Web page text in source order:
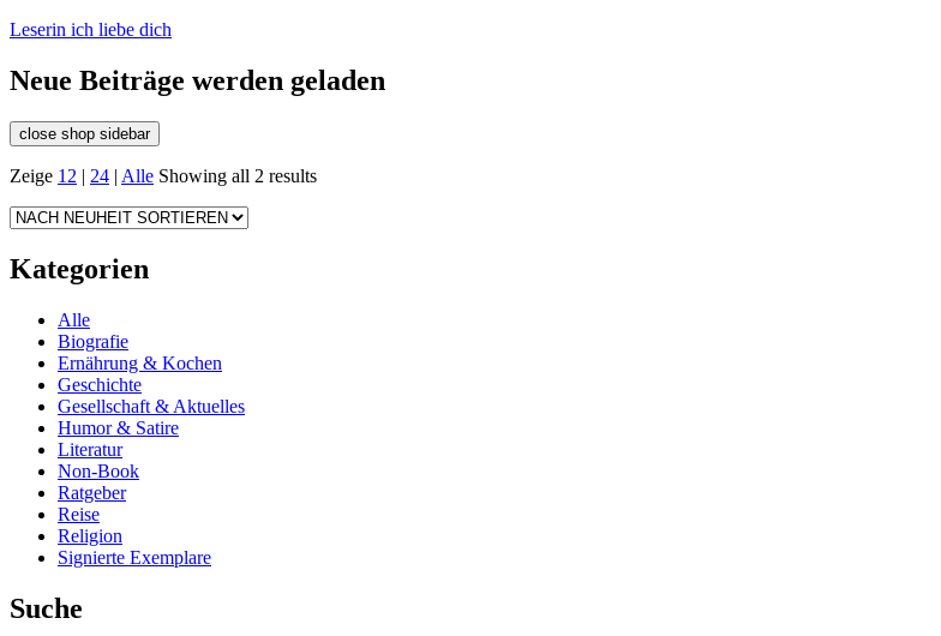
Leserin ich liebe dich
Neue Beiträge werden geladen
close shop sidebar
Zeige 12 | 24 | Alle Showing all 2 results
Kategorien
Alle
Biografie
Ernährung & Kochen
Geschichte
Gesellschaft & Aktuelles
Humor & Satire
Literatur
Non-Book
Ratgeber
Reise
Religion
Signierte Exemplare
Suche